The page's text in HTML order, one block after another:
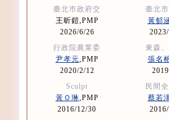
臺北市政府交
王昕鎧,PMP
2026/6/26
臺北
黃郁
行政院農業委
尹孝元,PMP
2020/2/12
東森
張名
Sculpt
黃Ｏ琳,PMP
2016/12/30
民間
蔡若